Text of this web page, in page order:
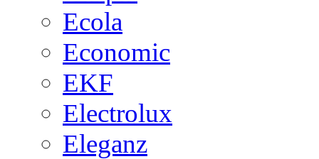
Ecola
Economic
EKF
Electrolux
Eleganz